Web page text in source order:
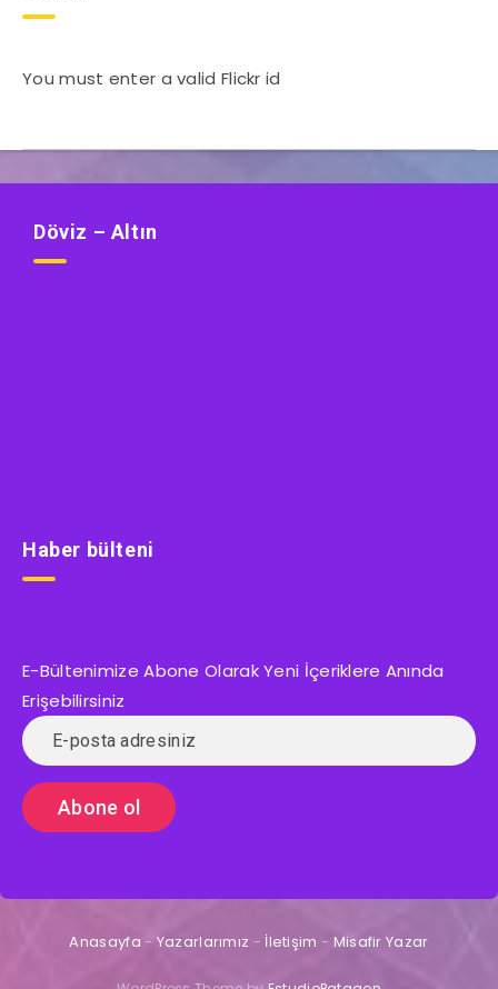
You must enter a valid Flickr id
Döviz – Altın
Haber bülteni
E-Bültenimize Abone Olarak Yeni İçeriklere Anında
Erişebilirsiniz
Anasayfa - Yazarlarımız - İletişim - Misafir Yazar